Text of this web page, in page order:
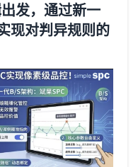
发，通过新一
现对判异规则的